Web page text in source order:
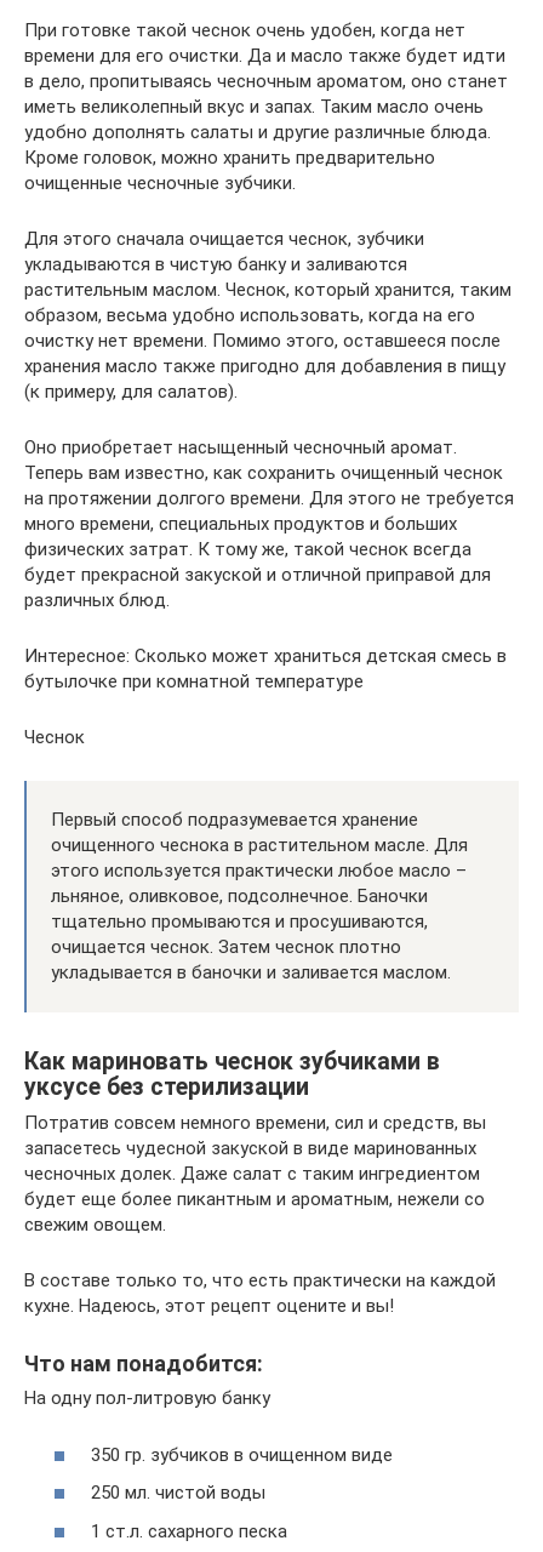
При готовке такой чеснок очень удобен, когда нет
времени для его очистки. Да и масло также будет идти
в дело, пропитываясь чесночным ароматом, оно станет
иметь великолепный вкус и запах. Таким масло очень
удобно дополнять салаты и другие различные блюда.
Кроме головок, можно хранить предварительно
очищенные чесночные зубчики.
Для этого сначала очищается чеснок, зубчики
укладываются в чистую банку и заливаются
растительным маслом. Чеснок, который хранится, таким
образом, весьма удобно использовать, когда на его
очистку нет времени. Помимо этого, оставшееся после
хранения масло также пригодно для добавления в пищу
(к примеру, для салатов).
Оно приобретает насыщенный чесночный аромат.
Теперь вам известно, как сохранить очищенный чеснок
на протяжении долгого времени. Для этого не требуется
много времени, специальных продуктов и больших
физических затрат. К тому же, такой чеснок всегда
будет прекрасной закуской и отличной приправой для
различных блюд.
Интересное: Сколько может храниться детская смесь в
бутылочке при комнатной температуре
Чеснок
Первый способ подразумевается хранение
очищенного чеснока в растительном масле. Для
этого используется практически любое масло –
льняное, оливковое, подсолнечное. Баночки
тщательно промываются и просушиваются,
очищается чеснок. Затем чеснок плотно
укладывается в баночки и заливается маслом.
Как мариновать чеснок зубчиками в
уксусе без стерилизации
Потратив совсем немного времени, сил и средств, вы
запасетесь чудесной закуской в виде маринованных
чесночных долек. Даже салат с таким ингредиентом
будет еще более пикантным и ароматным, нежели со
свежим овощем.
В составе только то, что есть практически на каждой
кухне. Надеюсь, этот рецепт оцените и вы!
Что нам понадобится:
На одну пол-литровую банку
350 гр. зубчиков в очищенном виде
250 мл. чистой воды
1 ст.л. сахарного песка